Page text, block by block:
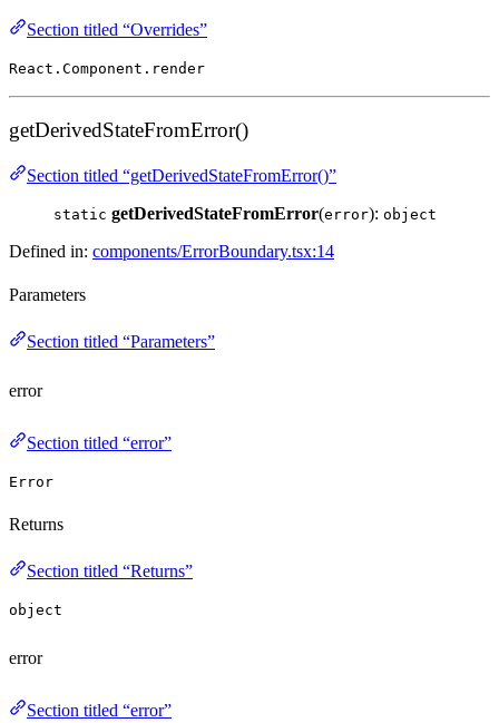
Section titled “Overrides”
React.Component.render
getDerivedStateFromError()
Section titled “getDerivedStateFromError()”
static getDerivedStateFromError(error): object
Defined in: components/ErrorBoundary.tsx:14
Parameters
Section titled “Parameters”
error
Section titled “error”
Error
Returns
Section titled “Returns”
object
error
Section titled “error”